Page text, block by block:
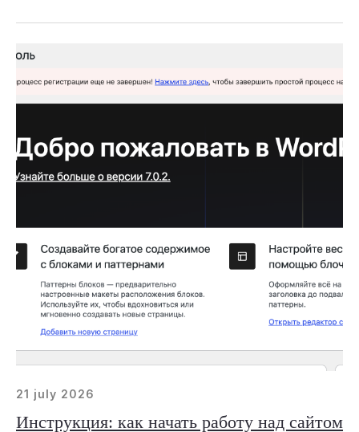
21 july 2026
Инструкция: как начать работу над сайтом